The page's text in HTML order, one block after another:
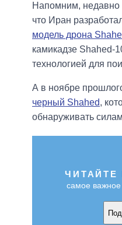
Напомним,
что Иран
модель дрона
камикадзе Shahed-
технологией для
А в ноябре
черный Shahed,
обнаруживать
ЧИТАЙТЕ
самое